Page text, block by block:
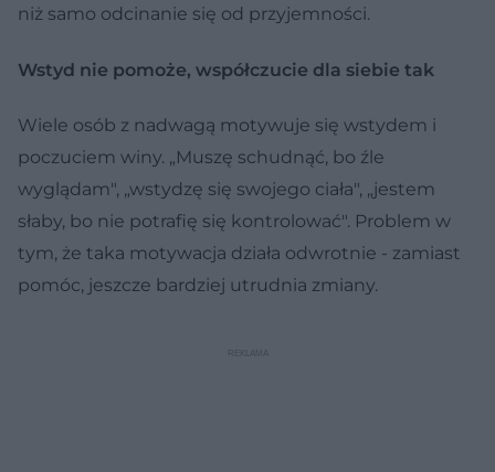
niż samo odcinanie się od przyjemności.
Wstyd nie pomoże, współczucie dla siebie tak
Wiele osób z nadwagą motywuje się wstydem i
poczuciem winy. „Muszę schudnąć, bo źle
wyglądam", „wstydzę się swojego ciała", „jestem
słaby, bo nie potrafię się kontrolować". Problem w
tym, że taka motywacja działa odwrotnie - zamiast
pomóc, jeszcze bardziej utrudnia zmiany.